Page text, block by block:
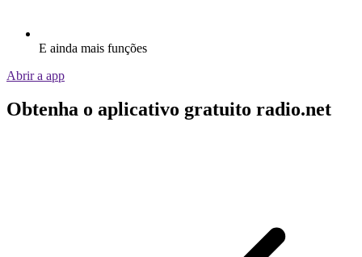
E ainda mais funções
Abrir a app
Obtenha o aplicativo gratuito radio.net